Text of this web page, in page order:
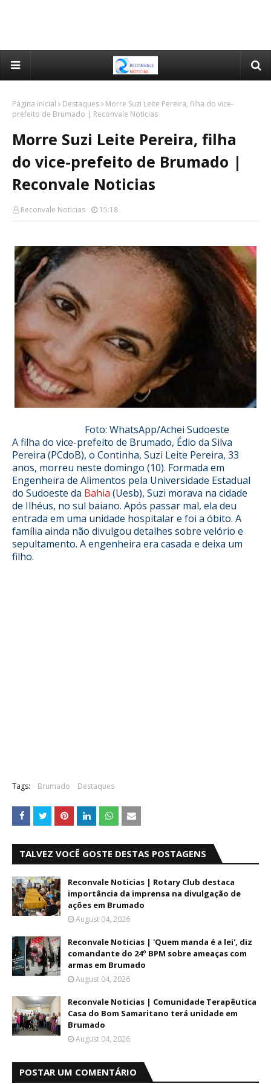
Página inicial Destaques
Morre Suzi Leite Pereira, filha do vice-
prefeito de Brumado | Reconvale Noticias
Morre Suzi Leite Pereira, filha
do vice-prefeito de Brumado |
Reconvale Noticias
Reconvale Noticias 15:18
Foto: WhatsApp/Achei Sudoeste
A filha do vice-prefeito de Brumado, Édio da Silva
Pereira (PCdoB), o Continha, Suzi Leite Pereira, 33
anos, morreu neste domingo (10). Formada em
Engenheira de Alimentos pela Universidade Estadual
do Sudoeste da Bahia (Uesb), Suzi morava na cidade
de Ilhéus, no sul baiano. Após passar mal, ela deu
entrada em uma unidade hospitalar e foi a óbito. A
família ainda não divulgou detalhes sobre velório e
sepultamento. A engenheira era casada e deixa um
filho.
Tags: Brumado Destaques
TALVEZ VOCÊ GOSTE DESTAS POSTAGENS
Reconvale Noticias | Rotary Club destaca
importância da imprensa na divulgação de
ações em Brumado
August 04, 2026
Reconvale Noticias | 'Quem manda é a lei', diz
comandante do 24º BPM sobre ameaças com
armas em Brumado
August 04, 2026
Reconvale Noticias | Comunidade Terapêutica
Casa do Bom Samaritano terá unidade em
Brumado
August 04, 2026
POSTAR UM COMENTÁRIO